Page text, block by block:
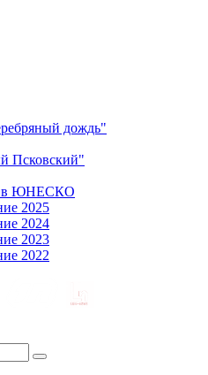
дождь"
Псковский"
в ЮНЕСКО
2025
2024
2023
2022